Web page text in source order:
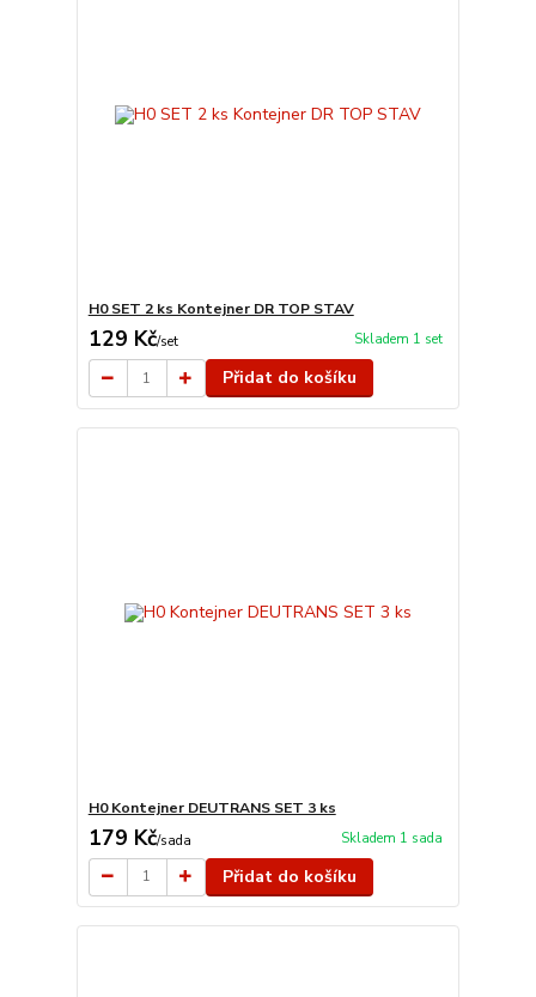
H0 SET 2 ks Kontejner DR TOP STAV
129 Kč/set Skladem 1 set
Přidat do košíku
H0 Kontejner DEUTRANS SET 3 ks
179 Kč/sada Skladem 1 sada
Přidat do košíku